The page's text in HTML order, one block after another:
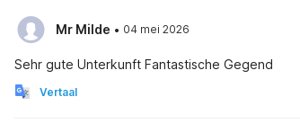
Mr Milde · 04 mei 2026
Sehr gute Unterkunft Fantastische Gegend
Vertaal